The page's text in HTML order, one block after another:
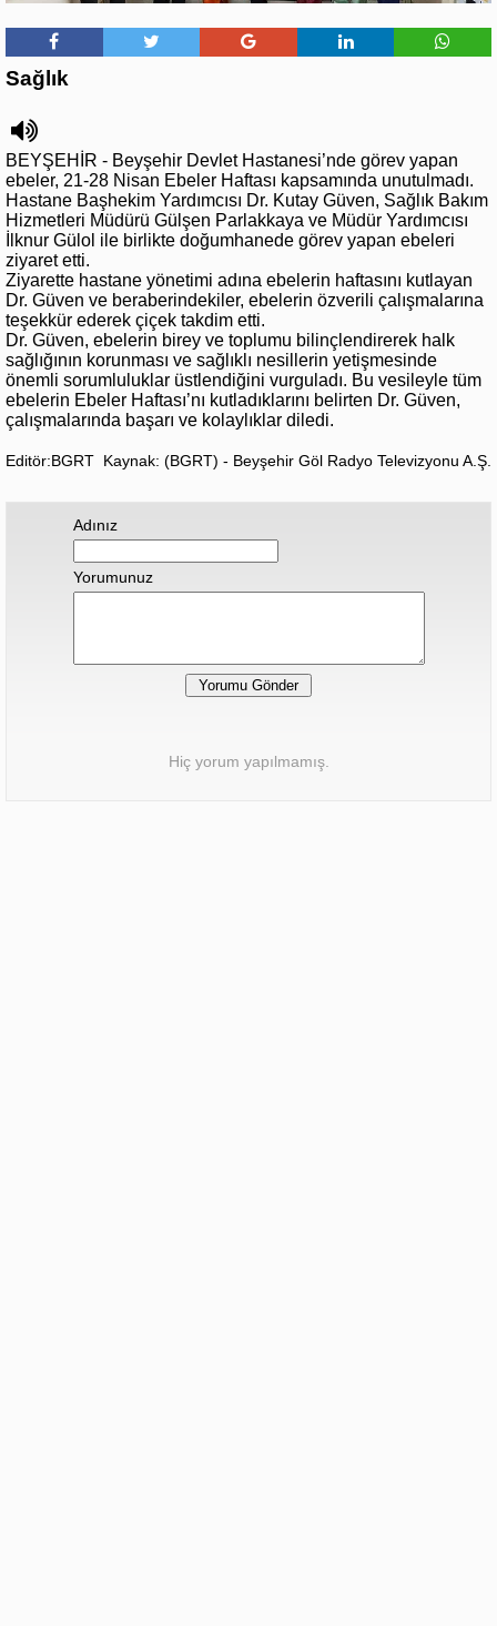
Sağlık
BEYŞEHİR - Beyşehir Devlet Hastanesi’nde görev yapan
ebeler, 21-28 Nisan Ebeler Haftası kapsamında unutulmadı.
Hastane Başhekim Yardımcısı Dr. Kutay Güven, Sağlık Bakım
Hizmetleri Müdürü Gülşen Parlakkaya ve Müdür Yardımcısı
İlknur Gülol ile birlikte doğumhanede görev yapan ebeleri
ziyaret etti.
Ziyarette hastane yönetimi adına ebelerin haftasını kutlayan
Dr. Güven ve beraberindekiler, ebelerin özverili çalışmalarına
teşekkür ederek çiçek takdim etti.
Dr. Güven, ebelerin birey ve toplumu bilinçlendirerek halk
sağlığının korunması ve sağlıklı nesillerin yetişmesinde
önemli sorumluluklar üstlendiğini vurguladı. Bu vesileyle tüm
ebelerin Ebeler Haftası’nı kutladıklarını belirten Dr. Güven,
çalışmalarında başarı ve kolaylıklar diledi.
Editör:BGRT Kaynak: (BGRT) - Beyşehir Göl Radyo Televizyonu A.Ş.
Adınız
Yorumunuz
Hiç yorum yapılmamış.